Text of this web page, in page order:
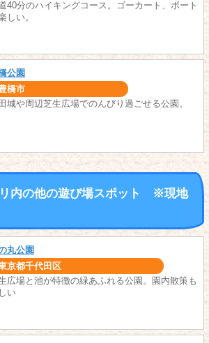
40分のハイキングコース。ゴーカート、ボート
しい。
公園
橋市
城や周辺芝生広場でのんびり過ごせる公園。
リ内の他の遊び場スポット ※現地
丸公園
京都千代田区
広場と池が特徴の緑あふれる公園。園内散策も
い